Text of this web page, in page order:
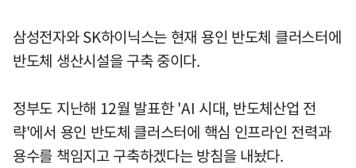
삼성전자와 SK하이닉스는 현재 용인 반도체 클러스터에
반도체 생산시설을 구축 중이다.
정부도 지난해 12월 발표한 'AI 시대, 반도체산업 전
략'에서 용인 반도체 클러스터에 핵심 인프라인 전력과
용수를 책임지고 구축하겠다는 방침을 내놨다.